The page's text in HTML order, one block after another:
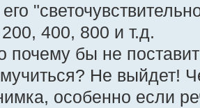
его
400, 800 и т.д.
почему бы не
Не выйдет!
особенно если